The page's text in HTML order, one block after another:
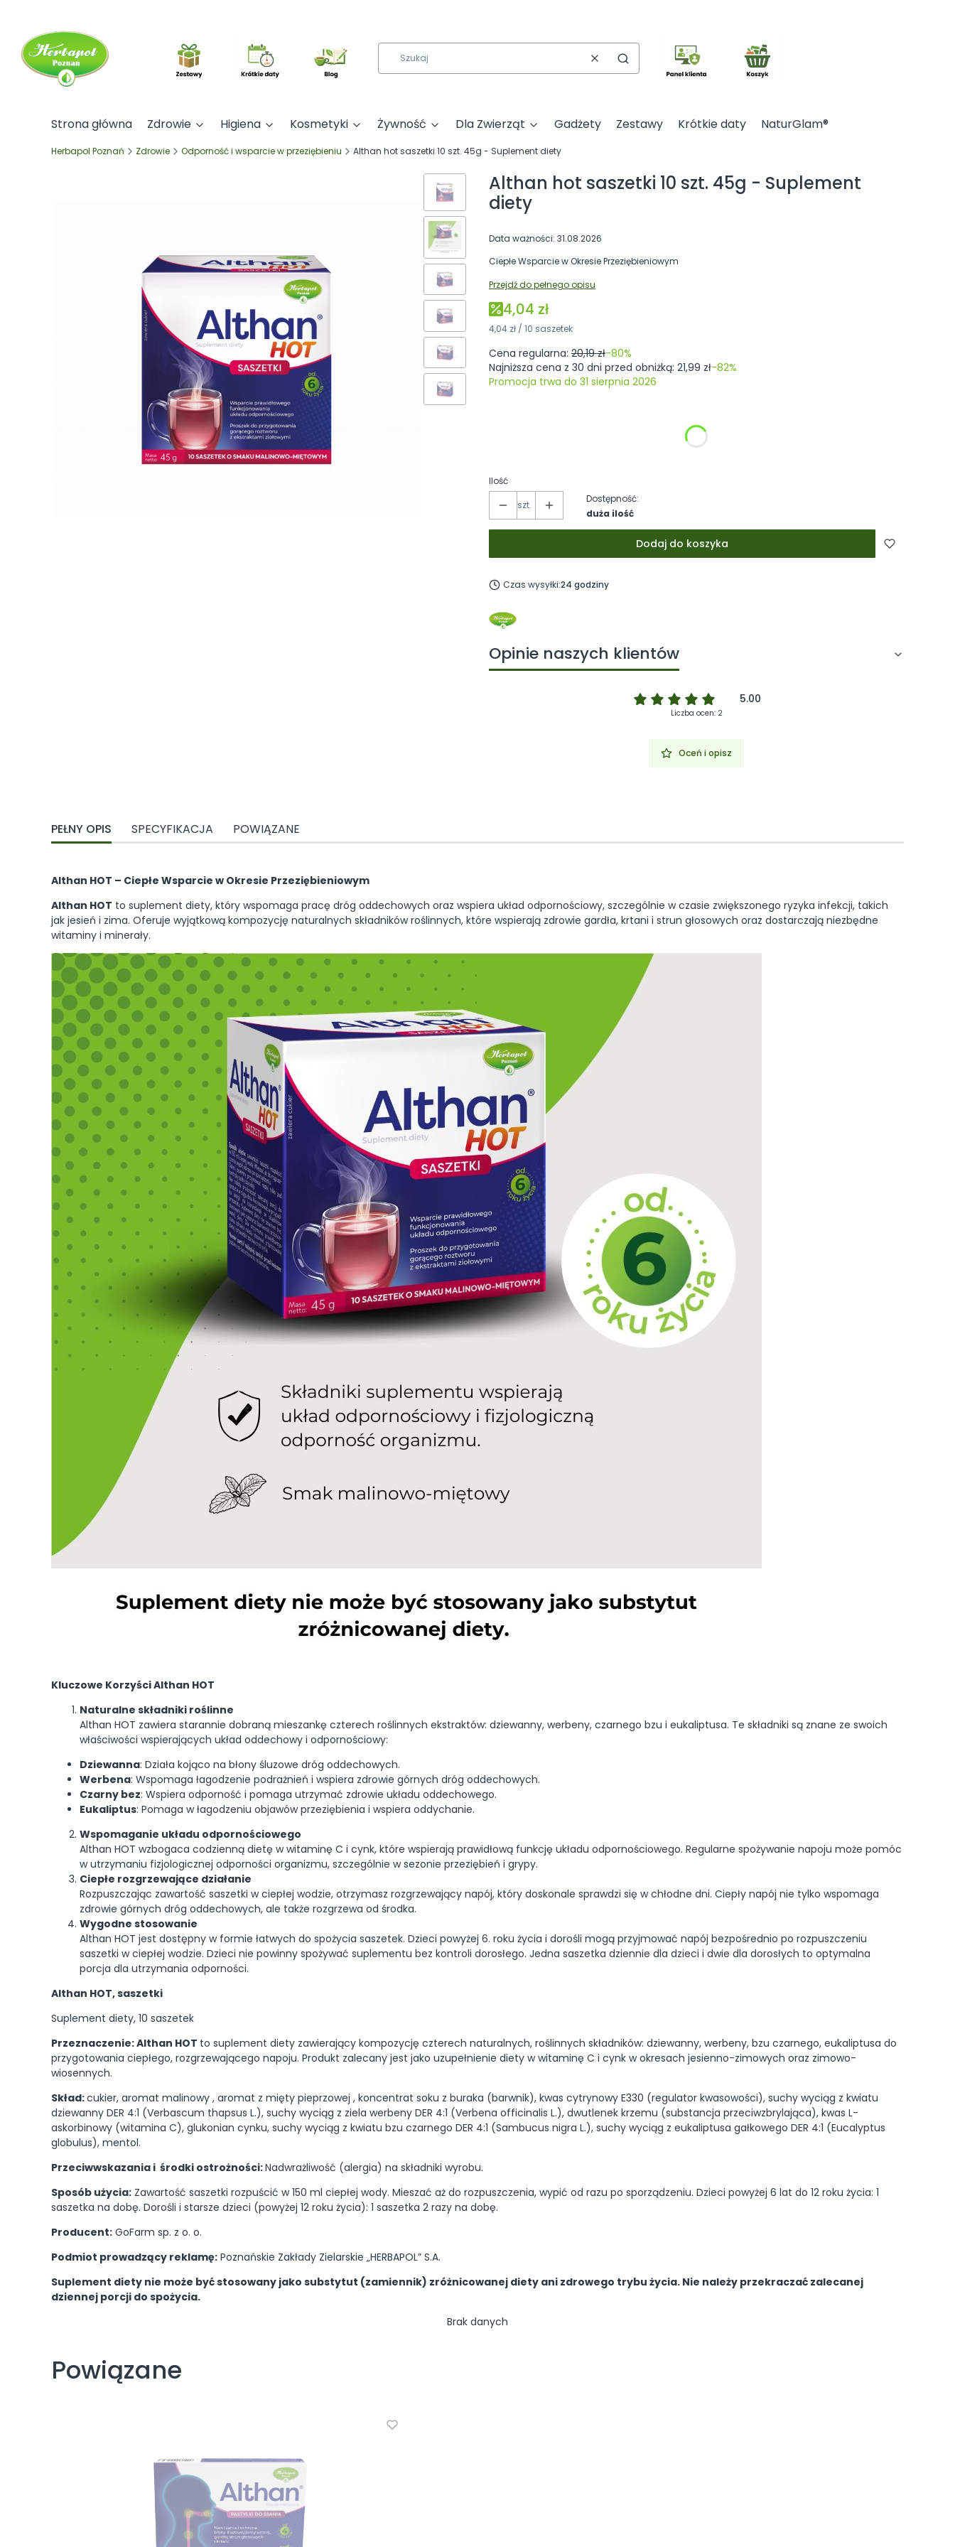
WyczyśćSzukaj
Strona główna Zdrowie Higiena Kosmetyki Żywność Dla Zwierząt Gadżety Zestawy Krótkie daty NaturGlam®
Herbapol Poznań Zdrowie Odporność i wsparcie w przeziębieniu Althan hot saszetki 10 szt. 45g - Suplement diety
Althan hot saszetki 10 szt. 45g - Suplement
diety
Data ważności: 31.08.2026
Ciepłe Wsparcie w Okresie Przeziębieniowym
Przejdź do pełnego opisu
4,04 zł
4,04 zł / 10 saszetek
Cena regularna: 20,19 zł-80%
Najniższa cena z 30 dni przed obniżką: 21,99 zł-82%
Promocja trwa do 31 sierpnia 2026
Ilość
szt.
Dostępność:
duża ilość
Dodaj do koszyka
Czas wysyłki:24 godziny
Opinie naszych klientów
5.00
Liczba ocen: 2
Oceń i opisz
PEŁNY OPIS SPECYFIKACJA POWIĄZANE
Althan HOT – Ciepłe Wsparcie w Okresie Przeziębieniowym
Althan HOT to suplement diety, który wspomaga pracę dróg oddechowych oraz wspiera układ odpornościowy, szczególnie w czasie zwiększonego ryzyka infekcji, takich
jak jesień i zima. Oferuje wyjątkową kompozycję naturalnych składników roślinnych, które wspierają zdrowie gardła, krtani i strun głosowych oraz dostarczają niezbędne
witaminy i minerały.
Kluczowe Korzyści Althan HOT
Naturalne składniki roślinne
Althan HOT zawiera starannie dobraną mieszankę czterech roślinnych ekstraktów: dziewanny, werbeny, czarnego bzu i eukaliptusa. Te składniki są znane ze swoich
właściwości wspierających układ oddechowy i odpornościowy:
Dziewanna: Działa kojąco na błony śluzowe dróg oddechowych.
Werbena: Wspomaga łagodzenie podrażnień i wspiera zdrowie górnych dróg oddechowych.
Czarny bez: Wspiera odporność i pomaga utrzymać zdrowie układu oddechowego.
Eukaliptus: Pomaga w łagodzeniu objawów przeziębienia i wspiera oddychanie.
Wspomaganie układu odpornościowego
Althan HOT wzbogaca codzienną dietę w witaminę C i cynk, które wspierają prawidłową funkcję układu odpornościowego. Regularne spożywanie napoju może pomóc
w utrzymaniu fizjologicznej odporności organizmu, szczególnie w sezonie przeziębień i grypy.
Ciepłe rozgrzewające działanie
Rozpuszczając zawartość saszetki w ciepłej wodzie, otrzymasz rozgrzewający napój, który doskonale sprawdzi się w chłodne dni. Ciepły napój nie tylko wspomaga
zdrowie górnych dróg oddechowych, ale także rozgrzewa od środka.
Wygodne stosowanie
Althan HOT jest dostępny w formie łatwych do spożycia saszetek. Dzieci powyżej 6. roku życia i dorośli mogą przyjmować napój bezpośrednio po rozpuszczeniu
saszetki w ciepłej wodzie. Dzieci nie powinny spożywać suplementu bez kontroli dorosłego. Jedna saszetka dziennie dla dzieci i dwie dla dorosłych to optymalna
porcja dla utrzymania odporności.
Althan HOT, saszetki
Suplement diety, 10 saszetek
Przeznaczenie: Althan HOT to suplement diety zawierający kompozycję czterech naturalnych, roślinnych składników: dziewanny, werbeny, bzu czarnego, eukaliptusa do
przygotowania ciepłego, rozgrzewającego napoju. Produkt zalecany jest jako uzupełnienie diety w witaminę C i cynk w okresach jesienno-zimowych oraz zimowo-
wiosennych.
Skład:cukier, aromat malinowy , aromat z mięty pieprzowej , koncentrat soku z buraka (barwnik), kwas cytrynowy E330 (regulator kwasowości), suchy wyciąg z kwiatu
dziewanny DER 4:1 (Verbascum thapsus L.), suchy wyciąg z ziela werbeny DER 4:1 (Verbena officinalis L.), dwutlenek krzemu (substancja przeciwzbrylająca), kwas L-
askorbinowy (witamina C), glukonian cynku, suchy wyciąg z kwiatu bzu czarnego DER 4:1 (Sambucus nigra L.), suchy wyciąg z eukaliptusa gałkowego DER 4:1 (Eucalyptus
globulus), mentol.
Przeciwwskazania i środki ostrożności:Nadwrażliwość (alergia) na składniki wyrobu.
Sposób użycia: Zawartość saszetki rozpuścić w 150 ml ciepłej wody. Mieszać aż do rozpuszczenia, wypić od razu po sporządzeniu. Dzieci powyżej 6 lat do 12 roku życia: 1
saszetka na dobę. Dorośli i starsze dzieci (powyżej 12 roku życia): 1 saszetka 2 razy na dobę.
Producent: GoFarm sp. z o. o.
Podmiot prowadzący reklamę: Poznańskie Zakłady Zielarskie „HERBAPOL” S.A.
Suplement diety nie może być stosowany jako substytut (zamiennik) zróżnicowanej diety ani zdrowego trybu życia. Nie należy przekraczać zalecanej
dziennej porcji do spożycia.
Brak danych
Powiązane